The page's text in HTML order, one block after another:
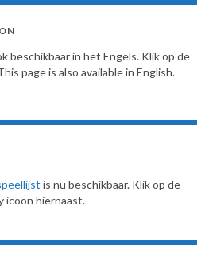
beschikbaar in het Engels. Klik op de
page is also available in English.
is nu beschikbaar. Klik op de
icoon hiernaast.